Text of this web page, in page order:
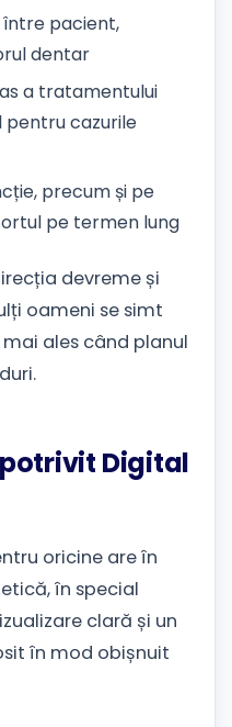
pacient,
dentar
a tratamentului
pentru cazurile
precum și pe
pe termen lung
devreme și
oameni se simt
ales când planul
Digital
oricine are în
în special
clară și un
în mod obișnuit